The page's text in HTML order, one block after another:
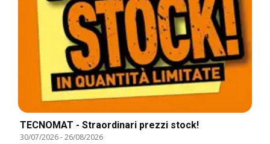
TECNOMAT - Straordinari prezzi stock!
30/07/2026-26/08/2026